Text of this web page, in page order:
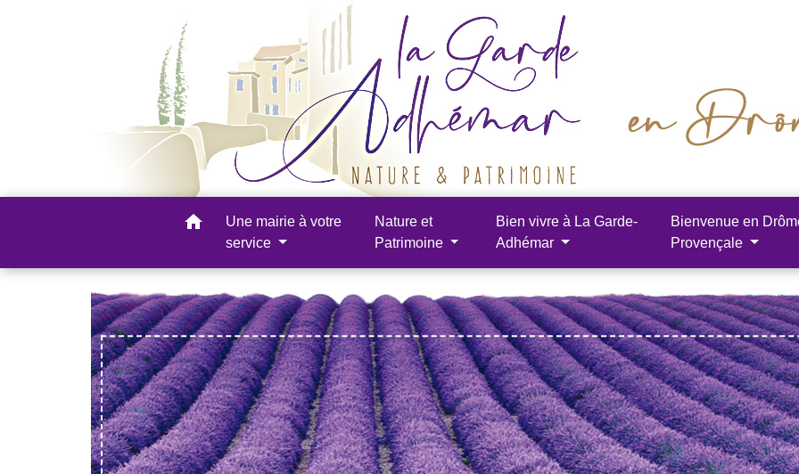
home
Une mairie à votre
service
Nature et
Patrimoine
Bien vivre à La Garde-
Adhémar
Bienvenue en
Provençale